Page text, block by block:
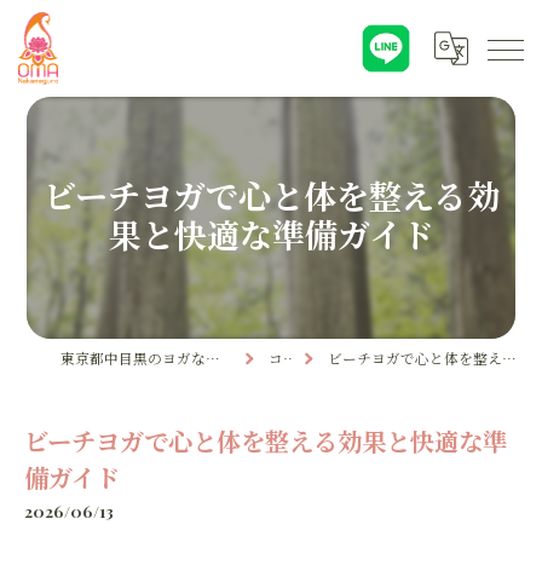
ビーチヨガで心と体を整える効
果と快適な準備ガイド
東京都中目黒のヨガならYoga & Ayurveda OMA コラム ビーチヨガで心と体を整える効果と快適な準備ガイド
ビーチヨガで心と体を整える効果と快適な準
備ガイド
2026/06/13